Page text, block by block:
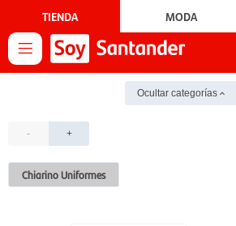
TIENDA MODA

Ocultar categorías
- +
Chiarino Uniformes